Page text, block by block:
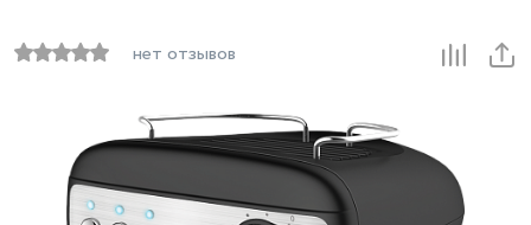
нет отзывов